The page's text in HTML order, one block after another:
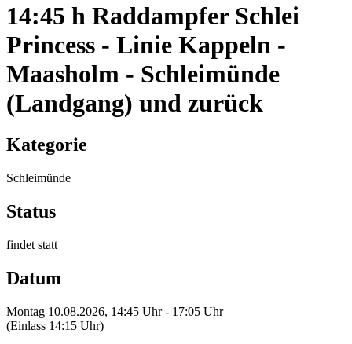
14:45 h Raddampfer Schlei
Princess - Linie Kappeln -
Maasholm - Schleimünde
(Landgang) und zurück
Kategorie
Schleimünde
Status
findet statt
Datum
Montag 10.08.2026, 14:45 Uhr - 17:05 Uhr
(Einlass 14:15 Uhr)